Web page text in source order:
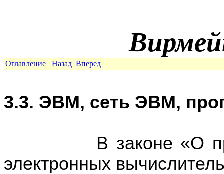
Оглавление Назад Вперед
3.3. ЭВМ, сеть ЭВМ,
В законе «О
электронных